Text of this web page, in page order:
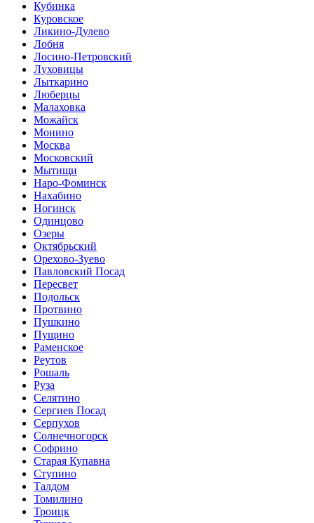
Кубинка
Куровское
Ликино-Дулево
Лобня
Лосино-Петровский
Луховицы
Лыткарино
Люберцы
Малаховка
Можайск
Монино
Москва
Московский
Мытищи
Наро-Фоминск
Нахабино
Ногинск
Одинцово
Озеры
Октябрьский
Орехово-Зуево
Павловский Посад
Пересвет
Подольск
Протвино
Пушкино
Пущино
Раменское
Реутов
Рошаль
Руза
Селятино
Сергиев Посад
Серпухов
Солнечногорск
Софрино
Старая Купавна
Ступино
Талдом
Томилино
Троицк